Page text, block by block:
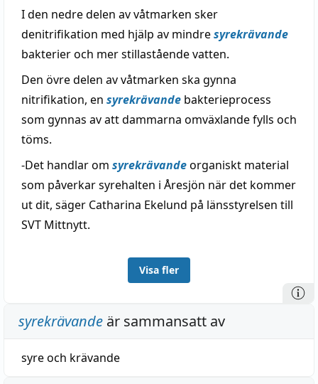
I den nedre delen av våtmarken sker
denitrifikation med hjälp av mindresyrekrävande
bakterier och mer stillastående vatten.
Den övre delen av våtmarken ska gynna
nitrifikation, en syrekrävande bakterieprocess
som gynnas av att dammarna omväxlande fylls och
töms.
-Det handlar om syrekrävandeorganiskt material
som påverkar syrehalten i Åresjön när det kommer
ut dit, säger Catharina Ekelund på länsstyrelsen till
SVT Mittnytt.
Visa fler
syrekrävande är sammansatt av
syreoch krävande